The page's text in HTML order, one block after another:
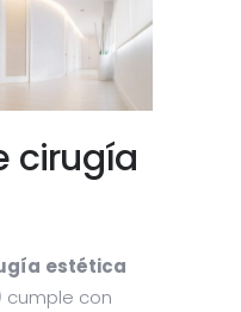
cirugía
estética
cumple con